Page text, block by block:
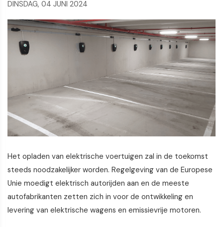
DINSDAG, 04 JUNI 2024
Het opladen van elektrische voertuigen zal in de toekomst
steeds noodzakelijker worden. Regelgeving van de Europese
Unie moedigt elektrisch autorijden aan en de meeste
autofabrikanten zetten zich in voor de ontwikkeling en
levering van elektrische wagens en emissievrije motoren.